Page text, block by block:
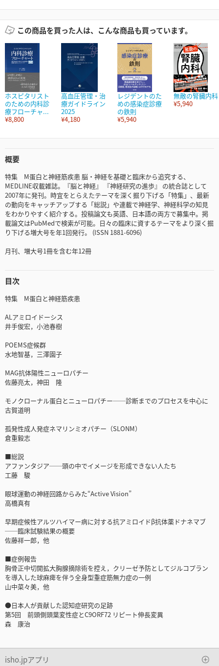
この商品を買った人は、こんな商品も買っています。
ホスピタリスト
のための内科診
療フローチャ...
¥8,800
高血圧管理・治
療ガイドライン
2025
¥4,180
レジデントのた
めの感染症診療
の鉄則
¥5,940
無敵の腎臓内科
¥5,940
概要
特集 M蛋白と神経筋疾患 脳・神経を基礎と臨床から追究する、
MEDLINE収載雑誌。『脳と神経』 『神経研究の進歩』 の統合誌として
2007年に発刊。時宜をとらえたテーマを深く掘り下げる「特集」、最新
の動向をキャッチアップする「総説」や連載で神経学、神経科学の知見
をわかりやすく紹介する。投稿論文も英語、日本語の両方で募集中。掲
載論文はPubMedで検索が可能。日々の臨床に資するテーマをより深く掘
り下げる増大号を年1回発行。 (ISSN 1881-6096)
月刊、増大号1冊を含む年12冊
目次
特集 M蛋白と神経筋疾患
ALアミロイドーシス
井手俊宏，小池春樹
POEMS症候群
水地智基，三澤園子
MAG抗体陽性ニューロパチー
佐藤亮太，神田 隆
モノクローナル蛋白とニューロパチー──診断までのプロセスを中心に
古賀道明
孤発性成人発症ネマリンミオパチー（SLONM）
倉重毅志
■総説
アファンタジア──頭の中でイメージを形成できない人たち
工藤 駿
眼球運動の神経回路からみた“Active Vision”
高橋真有
早期症候性アルツハイマー病に対する抗アミロイドβ抗体薬ドナネマブ
──臨床試験結果の概要
佐藤祥一郎，他
■症例報告
胸骨正中切開拡大胸腺摘除術を控え，クリーゼ予防としてジルコプラン
を導入した球麻痺を伴う全身型重症筋無力症の一例
山中菜々美，他
●日本人が貢献した認知症研究の足跡
第5回 前頭側頭葉変性症とC9ORF72 リピート伸長変異
森 康治
isho.jpアプリ